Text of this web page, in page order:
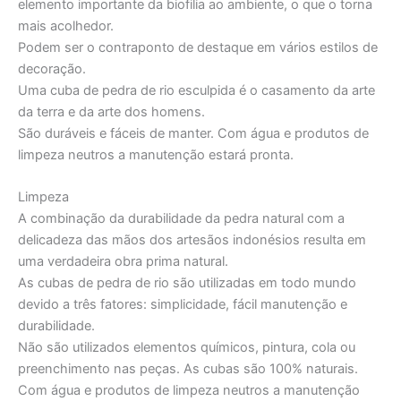
elemento importante da biofilia ao ambiente, o que o torna
mais acolhedor.
Podem ser o contraponto de destaque em vários estilos de
decoração.
Uma cuba de pedra de rio esculpida é o casamento da arte
da terra e da arte dos homens.
São duráveis e fáceis de manter. Com água e produtos de
limpeza neutros a manutenção estará pronta.
Limpeza
A combinação da durabilidade da pedra natural com a
delicadeza das mãos dos artesãos indonésios resulta em
uma verdadeira obra prima natural.
As cubas de pedra de rio são utilizadas em todo mundo
devido a três fatores: simplicidade, fácil manutenção e
durabilidade.
Não são utilizados elementos químicos, pintura, cola ou
preenchimento nas peças. As cubas são 100% naturais.
Com água e produtos de limpeza neutros a manutenção